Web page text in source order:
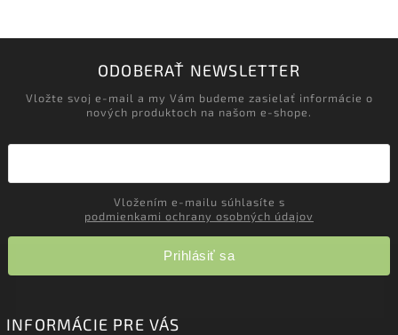
ODOBERAŤ NEWSLETTER
Vložte svoj e-mail a my Vám budeme zasielať informácie o
nových produktoch na našom e-shope.
podmienkami ochrany osobných údajov
Prihlásiť sa
INFORMÁCIE PRE VÁS